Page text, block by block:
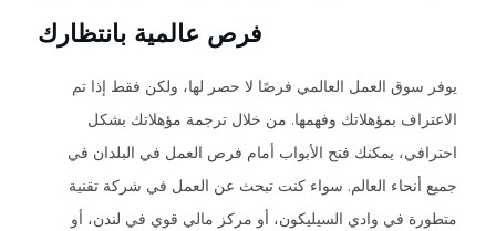
فرص عالمية بانتظارك
يوفر سوق العمل العالمي فرصًا لا حصر لها، ولكن فقط إذا تم
الاعتراف بمؤهلاتك وفهمها. من خلال ترجمة مؤهلاتك بشكل
احترافي، يمكنك فتح الأبواب أمام فرص العمل في البلدان في
جميع أنحاء العالم. سواء كنت تبحث عن العمل في شركة تقنية
متطورة في وادي السيليكون، أو مركز مالي قوي في لندن، أو